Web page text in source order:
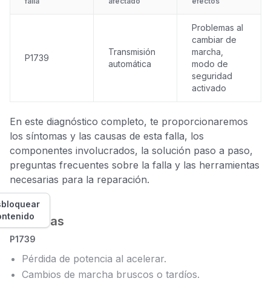
P1739
Transmisión
automática
Problemas al
cambiar de
marcha,
modo de
seguridad
activado
En este diagnóstico completo, te proporcionaremos
los síntomas y las causas de esta falla, los
componentes involucrados, la solución paso a paso,
preguntas frecuentes sobre la falla y las herramientas
necesarias para la reparación.
Síntomas
P1739
Pérdida de potencia al acelerar.
Cambios de marcha bruscos o tardíos.